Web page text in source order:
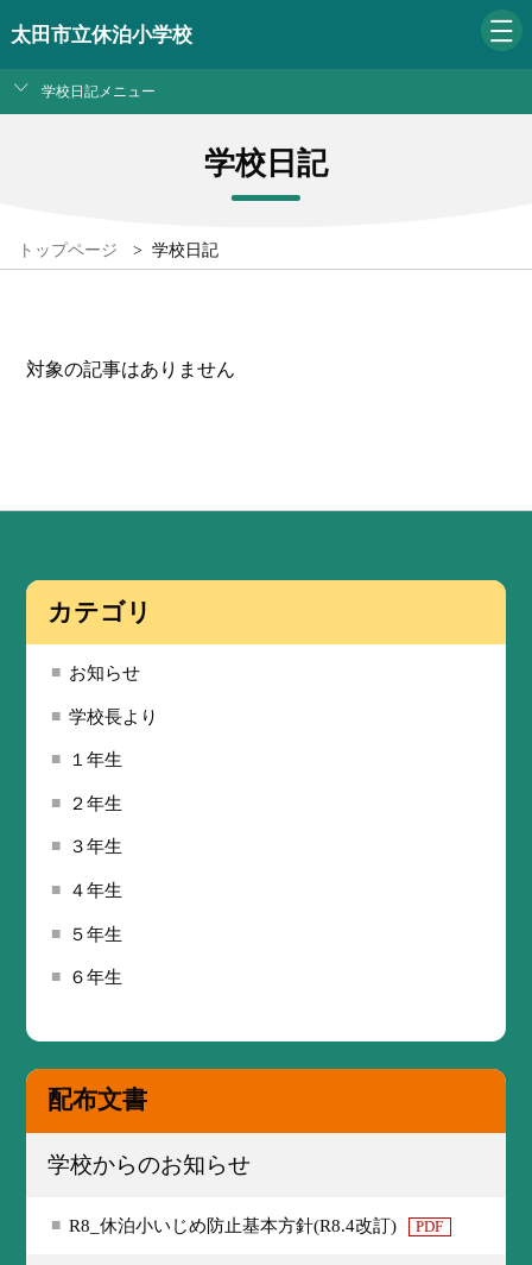
太田市立休泊小学校
学校日記メニュー
学校日記
トップページ > 学校日記
対象の記事はありません
カテゴリ
お知らせ
学校長より
１年生
２年生
３年生
４年生
５年生
６年生
配布文書
学校からのお知らせ
R8_休泊小いじめ防止基本方針(R8.4改訂) PDF